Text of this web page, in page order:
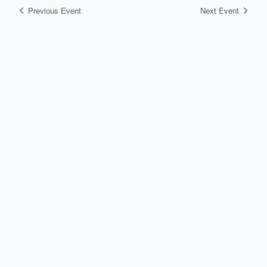
Previous Event Next Event